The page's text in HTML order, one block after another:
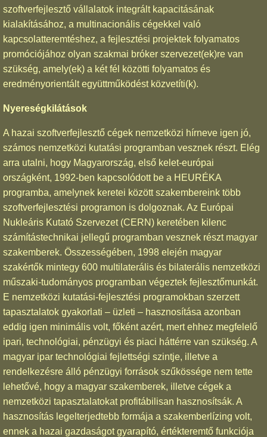
szoftverfejlesztő vállalatok integrált kapacitásának
kialakításához, a multinacionális cégekkel való
kapcsolatteremtéshez, a fejlesztési projektek folyamatos
promóciójához olyan szakmai bróker szervezet(ek)re van
szükség, amely(ek) a két fél közötti folyamatos és
eredményorientált együttműködést közvetíti(k).
Nyereségkilátások
A hazai szoftverfejlesztő cégek nemzetközi hírneve igen jó,
számos nemzetközi kutatási programban vesznek részt. Elég
arra utalni, hogy Magyarország, első kelet-európai
országként, 1992-ben kapcsolódott be a HEURÉKA
programba, amelynek keretei között szakembereink több
szoftverfejlesztési programon is dolgoznak. Az Európai
Nukleáris Kutató Szervezet (CERN) keretében kilenc
számítástechnikai jellegű programban vesznek részt magyar
szakemberek. Összességében, 1998 elején magyar
szakértők mintegy 600 multilaterális és bilaterális nemzetközi
műszaki-tudományos programban végeztek fejlesztőmunkát.
E nemzetközi kutatási-fejlesztési programokban szerzett
tapasztalatok gyakorlati – üzleti – hasznosítása azonban
eddig igen minimális volt, főként azért, mert ehhez megfelelő
ipari, technológiai, pénzügyi és piaci háttérre van szükség. A
magyar ipar technológiai fejlettségi szintje, illetve a
rendelkezésre álló pénzügyi források szűkössége nem tette
lehetővé, hogy a magyar szakemberek, illetve cégek a
nemzetközi tapasztalatokat profitábilisan hasznosítsák. A
hasznosítás legelterjedtebb formája a szakemberlízing volt,
ennek a hazai gazdaságot gyarapító, értékteremtő funkciója